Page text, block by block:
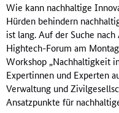
Wie kann nachhaltige
Hürden behindern
ist lang. Auf der Suche
Hightech-Forum am
Workshop „Nachhaltigkeit
Expertinnen und Experten
Verwaltung und
Ansatzpunkte für